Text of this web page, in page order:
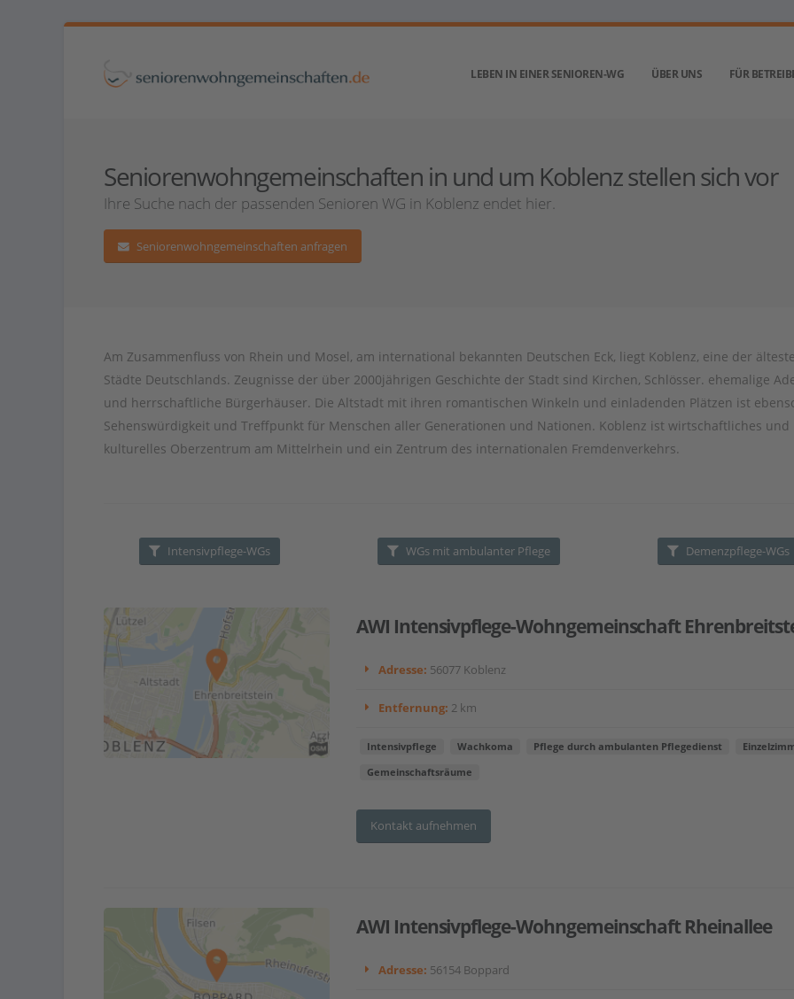
LEBEN IN EINER SENIOREN-WG ÜBER UNS FÜR
Seniorenwohngemeinschaften in und um Koblenz stellen sich vor
Ihre Suche nach der passenden Senioren WG in Koblenz endet hier.
Seniorenwohngemeinschaften anfragen
Am Zusammenfluss von Rhein und Mosel, am international bekannten Deutschen Eck, liegt Koblenz, eine der
Städte Deutschlands. Zeugnisse der über 2000jährigen Geschichte der Stadt sind Kirchen, Schlösser. ehemalige
und herrschaftliche Bürgerhäuser. Die Altstadt mit ihren romantischen Winkeln und einladenden Plätzen ist
Sehenswürdigkeit und Treffpunkt für Menschen aller Generationen und Nationen. Koblenz ist wirtschaftliches und
kulturelles Oberzentrum am Mittelrhein und ein Zentrum des internationalen Fremdenverkehrs.
Intensivpflege-WGs WGs mit ambulanter Pflege Demenzpflege-WGs
AWI Intensivpflege-Wohngemeinschaft
Adresse: 56077 Koblenz
Entfernung: 2 km
Intensivpflege Wachkoma Pflege durch ambulanten Pflegedienst
Gemeinschaftsräume
Kontakt aufnehmen
AWI Intensivpflege-Wohngemeinschaft Rheinallee
Adresse: 56154 Boppard